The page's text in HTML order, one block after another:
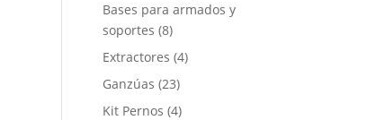
Bases para armados y
soportes (8)
Extractores (4)
Ganzúas (23)
Kit Pernos (4)